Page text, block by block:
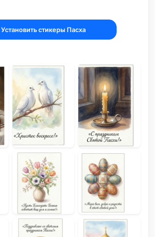
Установить стикеры Пасха